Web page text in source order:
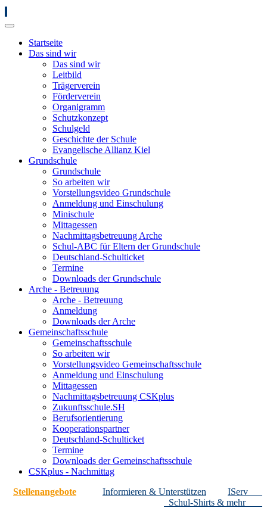
Startseite
Das sind wir
Das sind wir
Leitbild
Trägerverein
Förderverein
Organigramm
Schutzkonzept
Schulgeld
Geschichte der Schule
Evangelische Allianz Kiel
Grundschule
Grundschule
So arbeiten wir
Vorstellungsvideo Grundschule
Anmeldung und Einschulung
Minischule
Mittagessen
Nachmittagsbetreuung Arche
Schul-ABC für Eltern der Grundschule
Deutschland-Schulticket
Termine
Downloads der Grundschule
Arche - Betreuung
Arche - Betreuung
Anmeldung
Downloads der Arche
Gemeinschaftsschule
Gemeinschaftsschule
So arbeiten wir
Vorstellungsvideo Gemeinschaftsschule
Anmeldung und Einschulung
Mittagessen
Nachmittagsbetreuung CSKplus
Zukunftsschule.SH
Berufsorientierung
Kooperationspartner
Deutschland-Schulticket
Termine
Downloads der Gemeinschaftsschule
CSKplus - Nachmittag
Stellenangebote
Informieren & Unterstützen
IServ
Schul-Shirts & mehr